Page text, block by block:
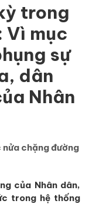
trong
Vì mục
sự
dân
Nhân
nửa chặng đường
của Nhân dân,
trong hệ thống